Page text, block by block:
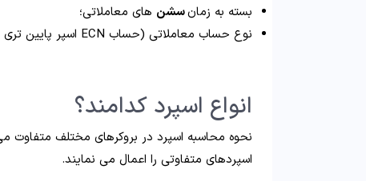
بسته به زمانسشن های معاملاتی؛
نوع حساب معاملاتی (حساب ECN اسپر پایین تری دارد).
انواع اسپرد کدامند؟
نحوه محاسبه اسپرد در بروکرهای مختلف متفاوت
اسپردهای متفاوتی را اعمال می نمایند.